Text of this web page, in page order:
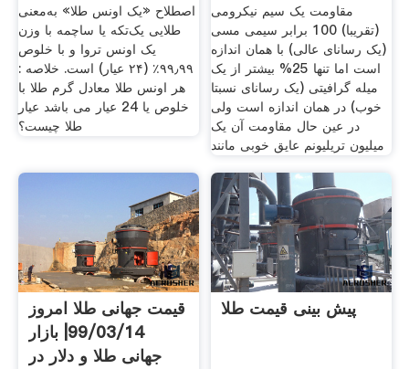
اصطلاح «یک اونس طلا» به‌معنی
طلایی یک‌تکه یا ساچمه با وزن
یک اونس تروا و با خلوص
۹۹٫۹۹٪ (۲۴ عیار) است. خلاصه :
هر اونس طلا معادل گرم طلا با
خلوص یا 24 عیار می باشد عیار
طلا چیست؟
مقاومت یک سیم نیکرومی
(تقریبا) 100 برابر سیمی مسی
(یک رسانای عالی) با همان اندازه
است اما تنها 25% بیشتر از یک
میله گرافیتی (یک رسانای نسبتا
خوب) در همان اندازه است ولی
در عین حال مقاومت آن یک
میلیون تریلیونم عایق خوبی مانند
قیمت جهانی طلا امروز
99/03/14| بازار
جهانی طلا و دلار در
پیش بینی قیمت طلا